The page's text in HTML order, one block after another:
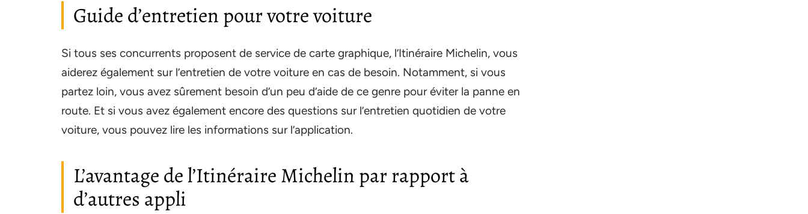
Guide d’entretien pour votre voiture
Si tous ses concurrents proposent de service de carte graphique, l’Itinéraire Michelin, vous
aiderez également sur l’entretien de votre voiture en cas de besoin. Notamment, si vous
partez loin, vous avez sûrement besoin d’un peu d’aide de ce genre pour éviter la panne en
route. Et si vous avez également encore des questions sur l’entretien quotidien de votre
voiture, vous pouvez lire les informations sur l’application.
L’avantage de l’Itinéraire Michelin par rapport à
d’autres appli